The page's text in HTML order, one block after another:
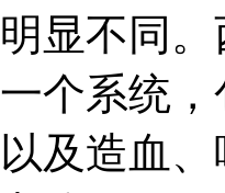
明显不同
一个系统
以及造血